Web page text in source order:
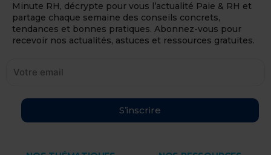
Minute RH, décrypte pour vous l’actualité Paie & RH et
partage chaque semaine des conseils concrets,
tendances et bonnes pratiques. Abonnez-vous pour
recevoir nos actualités, astuces et ressources gratuites.
S’inscrire